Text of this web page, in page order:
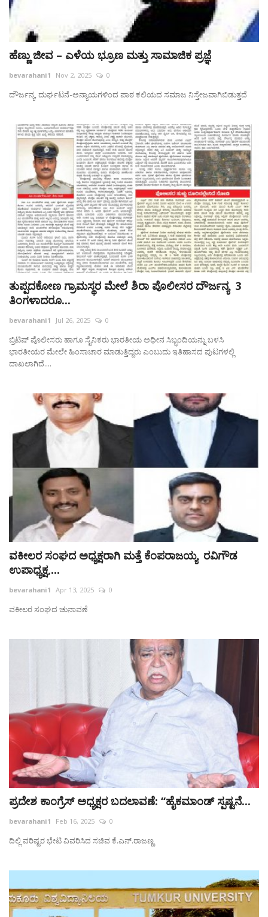
ಹೆಣ್ಣು ಜೀವ – ಎಳೆಯ ಭ್ರೂಣ ಮತ್ತು ಸಾಮಾಜಿಕ ಪ್ರಜ್ಞೆ
bevarahani1 Nov 2, 2025 0
ದೌರ್ಜನ್ಯ, ದುರ್ಘಟನೆ-ಅನ್ಯಾಯಗಳಿಂದ ಪಾಠ ಕಲಿಯದ ಸಮಾಜ ನಿಸ್ತೇಜವಾಗಿಬಿಡುತ್ತದೆ
ತುಪ್ಪದಕೋಣ ಗ್ರಾಮಸ್ಥರ ಮೇಲೆ ಶಿರಾ ಪೊಲೀಸರ ದೌರ್ಜನ್ಯ 3
ತಿಂಗಳಾದರೂ...
bevarahani1 Jul 26, 2025 0
ಬ್ರಿಟಿಷ್ ಪೊಲೀಸರು ಹಾಗೂ ಸೈನಿಕರು ಭಾರತೀಯ ಅಧೀನ ಸಿಬ್ಭಂದಿಯನ್ನು ಬಳಸಿ
ಭಾರತೀಯರ ಮೇಲೇ ಹಿಂಸಾಚಾರ ಮಾಡುತ್ತಿದ್ದರು ಎಂಬುದು ಇತಿಹಾಸದ ಪುಟಗಳಲ್ಲಿ
ದಾಖಲಾಗಿದೆ....
ವಕೀಲರ ಸಂಘದ ಅಧ್ಯಕ್ಷರಾಗಿ ಮತ್ತೆ ಕೆಂಪರಾಜಯ್ಯ ರವಿಗೌಡ
ಉಪಾಧ್ಯಕ್ಷ,...
bevarahani1 Apr 13, 2025 0
ವಕೀಲರ ಸಂಘದ ಚುನಾವಣೆ
ಪ್ರದೇಶ ಕಾಂಗ್ರೆಸ್ ಅಧ್ಯಕ್ಷರ ಬದಲಾವಣೆ: “ಹೈಕಮಾಂಡ್‌ ಸ್ಪಷ್ಟನೆ...
bevarahani1 Feb 16, 2025 0
ದಿಲ್ಲಿ ವರಿಷ್ಟರ ಭೇಟಿ ವಿವರಿಸಿದ ಸಚಿವ ಕೆ.ಎನ್.ರಾಜಣ್ಣ